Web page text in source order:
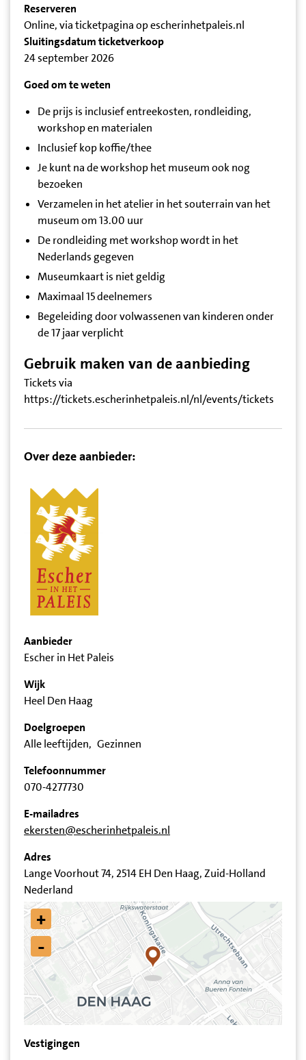
Reserveren
Online, via ticketpagina op escherinhetpaleis.nl
Sluitingsdatum ticketverkoop
24 september 2026
Goed om te weten
De prijs is inclusief entreekosten, rondleiding,
workshop en materialen
Inclusief kop koffie/thee
Je kunt na de workshop het museum ook nog
bezoeken
Verzamelen in het atelier in het souterrain van het
museum om 13.00 uur
De rondleiding met workshop wordt in het
Nederlands gegeven
Museumkaart is niet geldig
Maximaal 15 deelnemers
Begeleiding door volwassenen van kinderen onder
de 17 jaar verplicht
Gebruik maken van de aanbieding
Tickets via
https://tickets.escherinhetpaleis.nl/nl/events/tickets
Over deze aanbieder:
Aanbieder
Escher in Het Paleis
Wijk
Heel Den Haag
Doelgroepen
Alle leeftijden
Gezinnen
Telefoonnummer
070-4277730
E-mailadres
ekersten@escherinhetpaleis.nl
Adres
Lange Voorhout 74, 2514 EH Den Haag, Zuid-Holland
Nederland
+
-
Vestigingen